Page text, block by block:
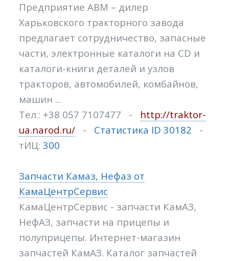
Предприятие АВМ – дилер
Харьковского тракторного завода
предлагает сотрудничество, запасные
части, электронные каталоги на CD и
каталоги-книги деталей и узлов
тракторов, автомобилей, комбайнов,
машин ...
Тел.: +38 057 7107477 - http://traktor-
ua.narod.ru/ - Статистика ID 30182 -
тИЦ:300
Запчасти Камаз, Нефаз от
КамаЦентрСервис
КамаЦентрСервис - запчасти КамАЗ,
НефАЗ, запчасти на прицепы и
полуприцепы. Интернет-магазин
запчастей КамАЗ. Каталог запчастей